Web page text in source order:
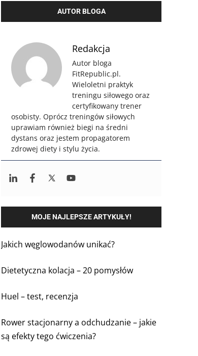
AUTOR BLOGA
Redakcja
Autor bloga
FitRepublic.pl.
Wieloletni praktyk
treningu siłowego oraz
certyfikowany trener
osobisty. Oprócz treningów siłowych
uprawiam również biegi na średni
dystans oraz jestem propagatorem
zdrowej diety i stylu życia.
MOJE NAJLEPSZE ARTYKUŁY!
Jakich węglowodanów unikać?
Dietetyczna kolacja – 20 pomysłów
Huel – test, recenzja
Rower stacjonarny a odchudzanie – jakie
są efekty tego ćwiczenia?